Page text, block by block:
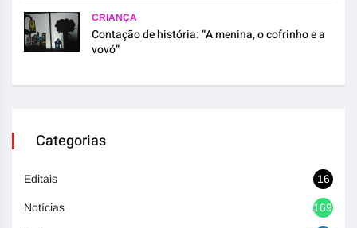
CRIANÇA
Contação de história: “A menina, o cofrinho e a
vovó”
Categorias
Editais 16
Notícias 1692